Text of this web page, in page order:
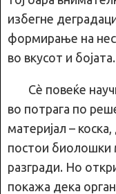
избегне
формирање на
во вкусот и бојата.
Сè повеќе
во потрага по
материјал –
постои
разгради. Но
покажа дека